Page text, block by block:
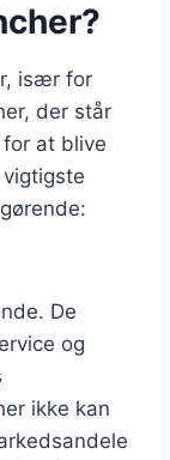
især for
der står
at blive
De
og
ikke kan